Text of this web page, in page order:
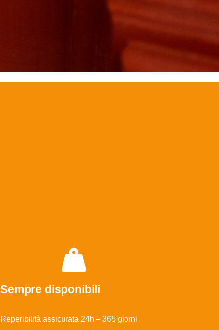
Sempre disponibili
Reperibilità assicurata 24h – 365 giorni